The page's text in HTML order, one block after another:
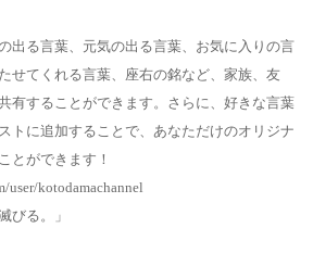
出る言葉、元気の出る言葉、お気に入りの言
せてくれる言葉、座右の銘など、家族、友
有することができます。さらに、好きな言葉
トに追加することで、あなただけのオリジナ
とができます！
kotodamachannel
びる。」